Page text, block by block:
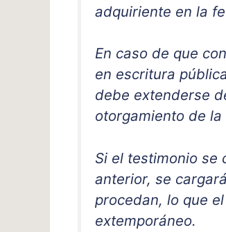
adquiriente en la
En caso de que
en escritura
debe extenderse
otorgamiento de
Si el testimonio se
anterior, se
procedan, lo que
extemporáneo.